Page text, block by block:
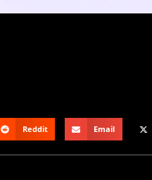
Reddit Email